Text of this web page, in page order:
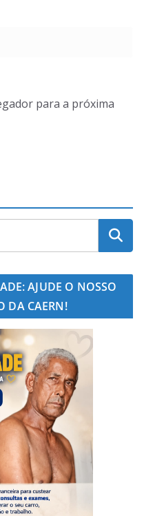
para a próxima
AJUDE O NOSSO
DA CAERN!